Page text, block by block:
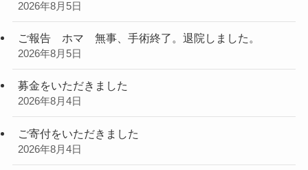
2026年8月5日
ご報告 ホマ 無事、手術終了。退院しました。
2026年8月5日
募金をいただきました
2026年8月4日
ご寄付をいただきました
2026年8月4日